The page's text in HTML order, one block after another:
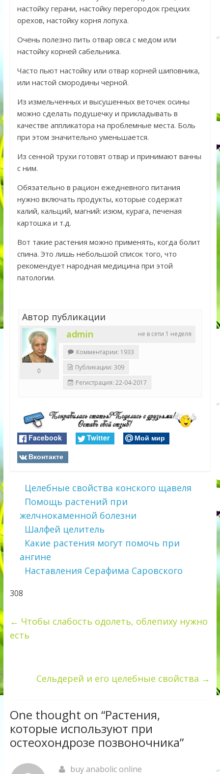
настойку герани, настойку перегородок грецких
орехов, настойку корня лопуха.
Очень полезно пить отвар овса с медом или
настойку корней сабельника.
Часто пьют настойку или отвар корней шиповника,
или настой смородины черной.
Из измельченных и высушенных веточек осины
можно сделать подушечку и прикладывать в
качестве аппликатора на проблемные места. Боль
при этом значительно уменьшается.
Из сенной трухи готовят отвар и принимают ванны
с ним.
Обязательно в рацион ежедневного питания
нужно включать продукты, которые содержат
калий, кальций, магний: изюм, курага, печеная
картошка и т.д.
Вот такие растения можно применять, когда болит
спина. Это лишь небольшой список того, что
рекомендует народная медицина при этой
патологии.
Автор публикации
не в сети 1 неделя
admin
0
Комментарии: 1933
Публикации: 309
Регистрация: 22-04-2017
Facebook Twitter
Мой мир
Вконтакте
Целебные свойства конского щавеля
Помощь растений при
желчнокаменной болезни
Шалфей целитель
Какие растения могут помочь при
ангине
Наставления Серафима Саровского
308
← Чтобы слабость одолеть, облепиху нужно
есть
Сельдерей и его целебные свойства →
One thought on “Растения,
которые используют при
остеохондрозе позвоночника”
buy anabolic online